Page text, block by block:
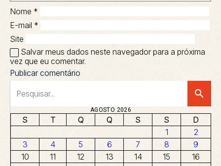
Nome *
E-mail *
Site
Salvar meus dados neste navegador para a próxima
vez que eu comentar.
search
AGOSTO 2026
S T Q Q S S
D
1
2
3
4 5 6 7 8
9
10
11 12 13 14 15
16